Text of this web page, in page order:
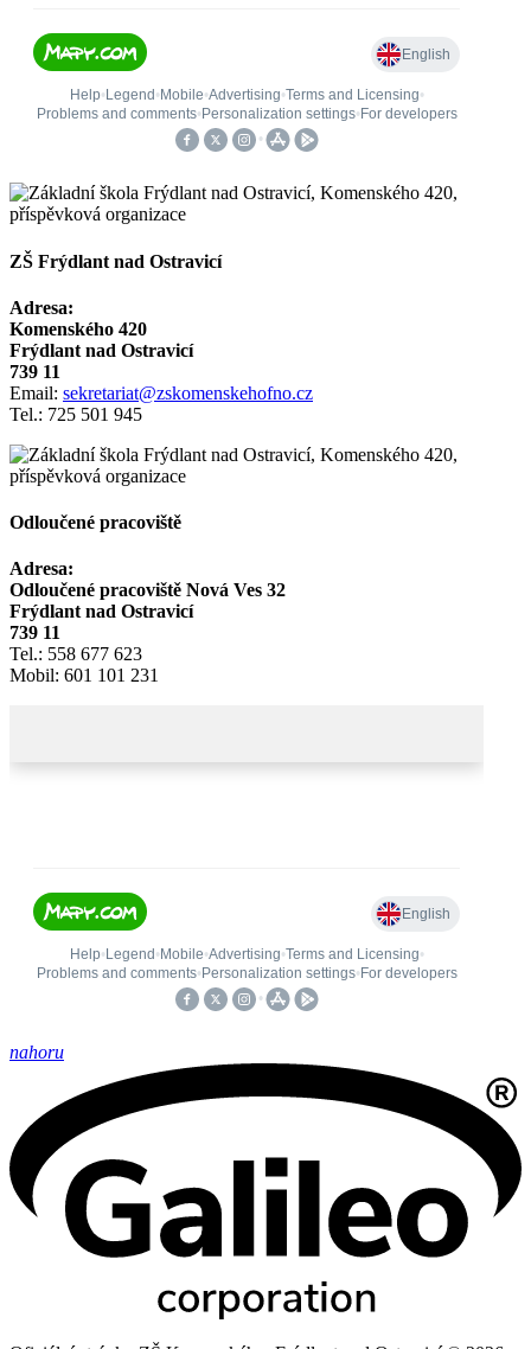
ZŠ Frýdlant nad Ostravicí
Adresa:
Komenského 420
Frýdlant nad Ostravicí
739 11
Email: sekretariat@zskomenskehofno.cz
Tel.: 725 501 945
Odloučené pracoviště
Adresa:
Odloučené pracoviště Nová Ves 32
Frýdlant nad Ostravicí
739 11
Tel.: 558 677 623
Mobil: 601 101 231
nahoru